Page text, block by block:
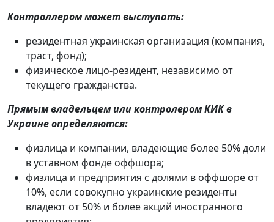
Контроллером может выступать:
резидентная украинская организация (компания,
траст, фонд);
физическое лицо-резидент, независимо от
текущего гражданства.
Прямым владельцем или контролером КИК в
Украине определяются:
физлица и компании, владеющие более 50% доли
в уставном фонде оффшора;
физлица и предприятия с долями в оффшоре от
10%, если совокупно украинские резиденты
владеют от 50% и более акций иностранного